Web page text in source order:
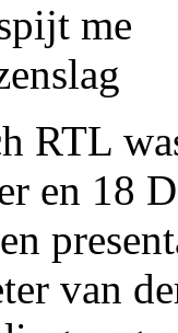
me
RTL
en 18
van